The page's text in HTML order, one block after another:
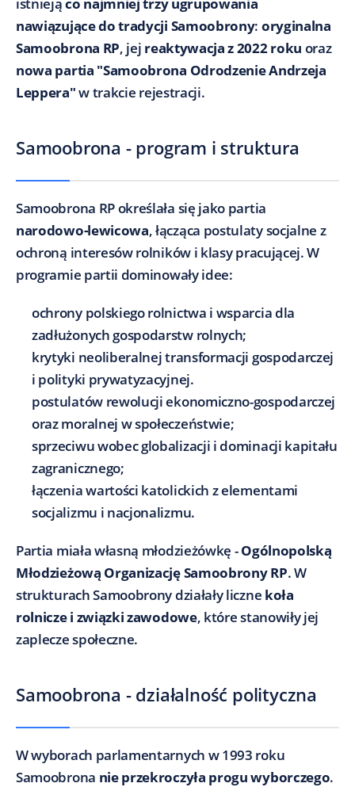
nawiązujące do tradycji Samoobrony: oryginalna
Samoobrona RP, jej reaktywacja z 2022 roku oraz
nowa partia "Samoobrona Odrodzenie Andrzeja
Leppera"w trakcie rejestracji.
Samoobrona - program i struktura
Samoobrona RP określała się jako partia
narodowo-lewicowa, łącząca postulaty socjalne z
ochroną interesów rolników i klasy pracującej. W
programie partii dominowały idee:
ochrony polskiego rolnictwa i wsparcia dla
zadłużonych gospodarstw rolnych;
krytyki neoliberalnej transformacji gospodarczej
i polityki prywatyzacyjnej.
postulatów rewolucji ekonomiczno-gospodarczej
oraz moralnej w społeczeństwie;
sprzeciwu wobec globalizacji i dominacji kapitału
zagranicznego;
łączenia wartości katolickich z elementami
socjalizmu i nacjonalizmu.
Partia miała własną młodzieżówkę -Ogólnopolską
Młodzieżową Organizację Samoobrony RP. W
strukturach Samoobrony działały liczne koła
rolnicze i związki zawodowe, które stanowiły jej
zaplecze społeczne.
Samoobrona - działalność polityczna
W wyborach parlamentarnych w 1993 roku
Samoobrona nie przekroczyła progu wyborczego.